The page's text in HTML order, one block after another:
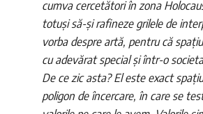
cumva cercetători în zona
totuși să-și rafineze grilele de
vorba despre artă, pentru că
cu adevărat special și într-o
De ce zic asta? El este exact
poligon de încercare, în care se